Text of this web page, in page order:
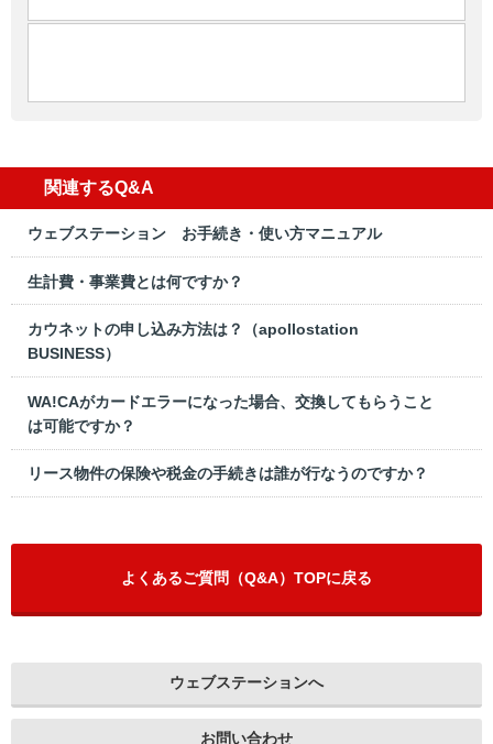
関連するQ&A
ウェブステーション お手続き・使い方マニュアル
生計費・事業費とは何ですか？
カウネットの申し込み方法は？（apollostation
BUSINESS）
WA!CAがカードエラーになった場合、交換してもらうこと
は可能ですか？
リース物件の保険や税金の手続きは誰が行なうのですか？
よくあるご質問（Q&A）TOPに戻る
ウェブステーションへ
お問い合わせ